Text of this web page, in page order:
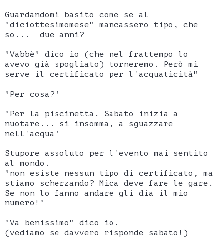
Guardandomi basito come se al
"diciottesimomese" mancassero tipo, che
so... due anni?
"Vabbè" dico io (che nel frattempo lo
avevo già spogliato) torneremo. Però mi
serve il certificato per l'acquaticità"
"Per cosa?"
"Per la piscinetta. Sabato inizia a
nuotare... si insomma, a sguazzare
nell'acqua"
Stupore assoluto per l'evento mai sentito
al mondo.
"non esiste nessun tipo di certificato, ma
stiamo scherzando? Mica deve fare le gare.
Se non lo fanno andare gli dia il mio
numero!"
"Va benissimo" dico io.
(vediamo se davvero risponde sabato!)